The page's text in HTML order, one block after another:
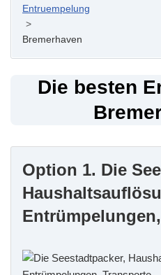
Entruempelung
>
Bremerhaven
Die besten
Option 1. Die